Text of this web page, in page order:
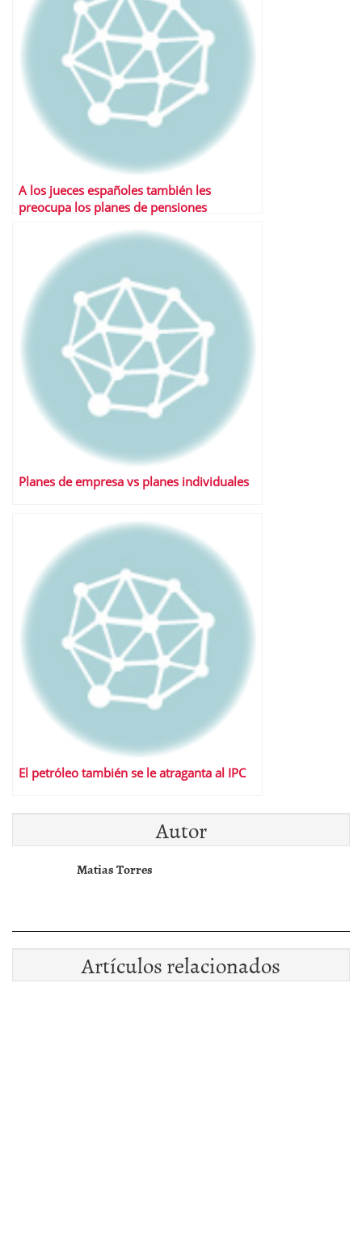
A los jueces españoles también les
preocupa los planes de pensiones
Planes de empresa vs planes individuales
El petróleo también se le atraganta al IPC
Autor
Matias Torres
Artículos relacionados